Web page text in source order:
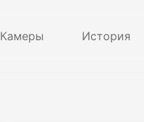
Камеры История